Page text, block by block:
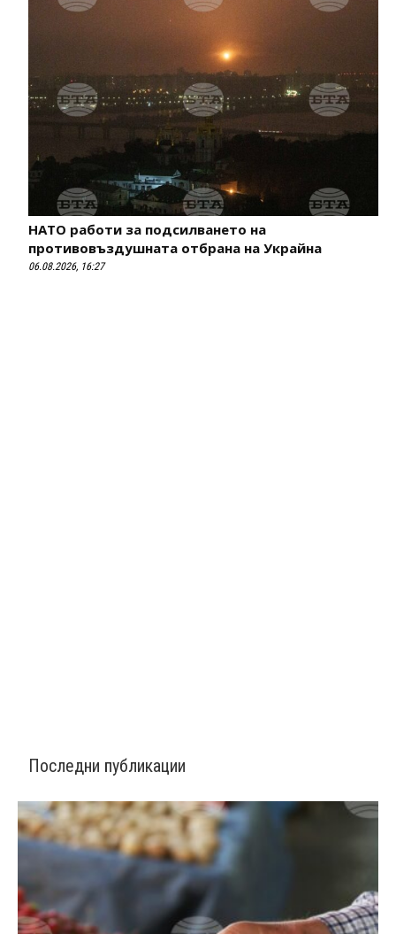
НАТО работи за подсилването на
противовъздушната отбрана на Украйна
06.08.2026, 16:27
Последни публикации